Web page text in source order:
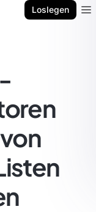
Loslegen